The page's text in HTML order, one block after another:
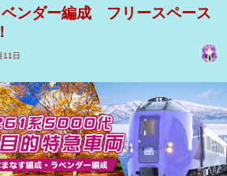
ベンダー編成 フリースペース
11日